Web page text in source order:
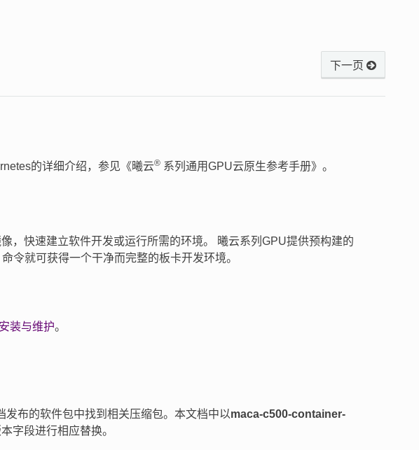
下一页
的详细介绍，参见《曦云® 系列通用GPU云原生参考手册》。
，快速建立软件开发或运行所需的环境。 曦云系列GPU提供预构建的
命令就可获得一个干净而完整的板卡开发环境。
安装与维护。
布的软件包中找到相关压缩包。本文档中以maca-c500-container-
字段进行相应替换。